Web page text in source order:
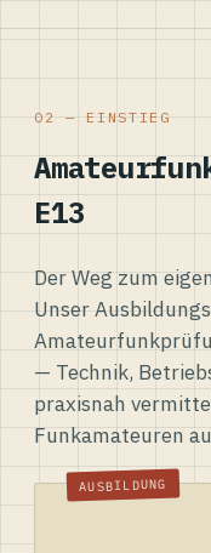
02 — EINSTIEG
E13
Der Weg zum
Unser
— Technik,
praxisnah
Funkamateuren